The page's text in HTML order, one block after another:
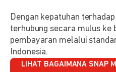
Dengan kepatuhan
terhubung secara mulus ke
pembayaran melalui
Indonesia.
LIHAT BAGAIMANA SNAP